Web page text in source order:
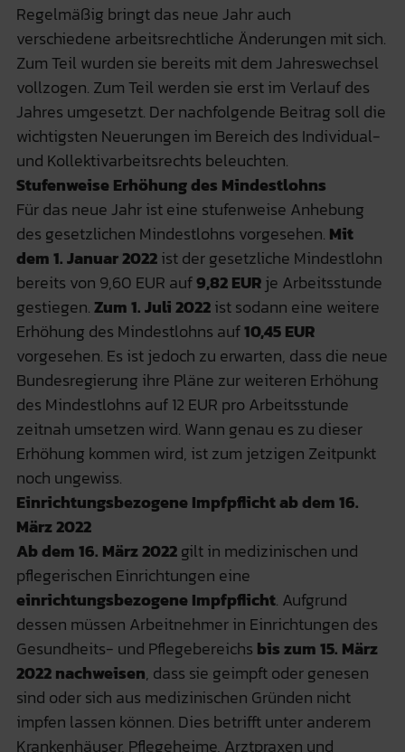
Regelmäßig bringt das neue Jahr auch
verschiedene arbeitsrechtliche Änderungen mit sich.
Zum Teil wurden sie bereits mit dem Jahreswechsel
vollzogen. Zum Teil werden sie erst im Verlauf des
Jahres umgesetzt. Der nachfolgende Beitrag soll die
wichtigsten Neuerungen im Bereich des Individual-
und Kollektivarbeitsrechts beleuchten.
Stufenweise Erhöhung des Mindestlohns
Für das neue Jahr ist eine stufenweise Anhebung
des gesetzlichen Mindestlohns vorgesehen. Mit
dem 1. Januar 2022ist der gesetzliche Mindestlohn
bereits von 9,60 EUR auf9,82 EURje Arbeitsstunde
gestiegen.Zum 1. Juli 2022ist sodann eine weitere
Erhöhung des Mindestlohns auf10,45 EUR
vorgesehen. Es ist jedoch zu erwarten, dass die neue
Bundesregierung ihre Pläne zur weiteren Erhöhung
des Mindestlohns auf 12 EUR pro Arbeitsstunde
zeitnah umsetzen wird. Wann genau es zu dieser
Erhöhung kommen wird, ist zum jetzigen Zeitpunkt
noch ungewiss.
Einrichtungsbezogene Impfpflicht ab dem 16.
März 2022
Ab dem 16. März 2022gilt in medizinischen und
pflegerischen Einrichtungen eine
einrichtungsbezogene Impfpflicht. Aufgrund
dessen müssen Arbeitnehmer in Einrichtungen des
Gesundheits- und Pflegebereichs bis zum 15. März
2022 nachweisen, dass sie geimpft oder genesen
sind oder sich aus medizinischen Gründen nicht
impfen lassen können. Dies betrifft unter anderem
Krankenhäuser, Pflegeheime, Arztpraxen und